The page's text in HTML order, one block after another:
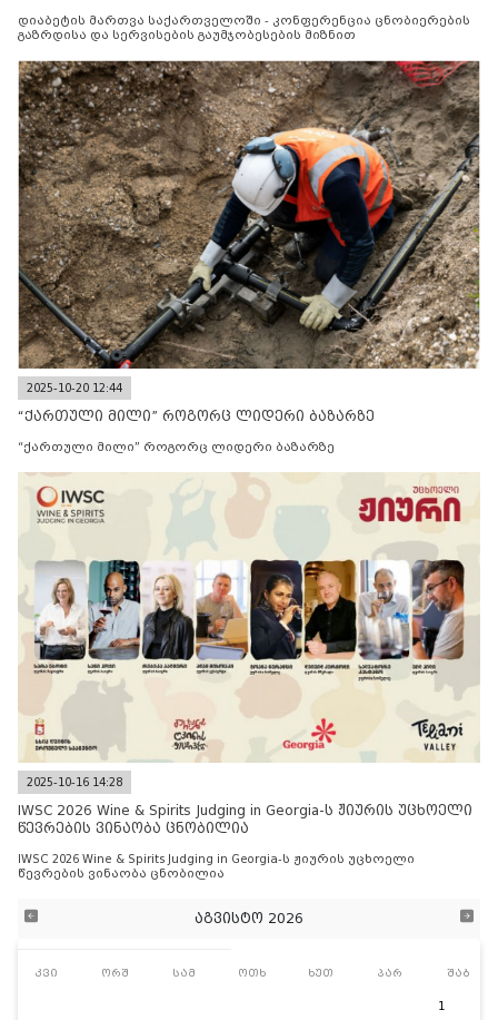
დიაბეტის მართვა საქართველოში - კონფერენცია ცნობიერების
გაზრდისა და სერვისების გაუმჯობესების მიზნით
2025-10-20 12:44
“ქართული მილი” როგორც ლიდერი ბაზარზე
“ქართული მილი” როგორც ლიდერი ბაზარზე
2025-10-16 14:28
IWSC 2026 Wine & Spirits Judging in Georgia-ს ჟიურის უცხოელი
წევრების ვინაობა ცნობილია
IWSC 2026 Wine & Spirits Judging in Georgia-ს ჟიურის უცხოელი
წევრების ვინაობა ცნობილია
აგვისტო 2026
კვი ორშ სამ ოთხ ხუთ პარ შაბ
1